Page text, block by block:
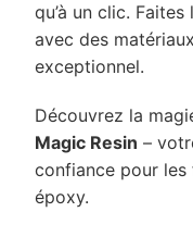
qu’à un clic.
avec des
exceptionnel.
Découvrez la
Magic Resin –
confiance pour les
époxy.